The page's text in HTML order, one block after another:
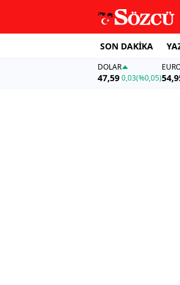
SON DAKİKA
DOLAR
47,590,03(%0,05)